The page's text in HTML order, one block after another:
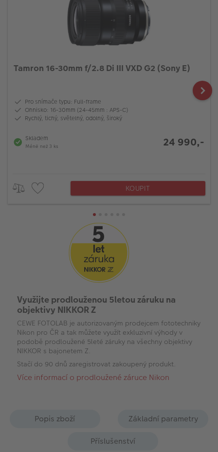
Tamron 16-30mm f/2.8 Di III VXD G2 (Sony E)
Pro snímače typu: Full-frame
Ohnisko: 16-30mm (24-45mm : APS-C)
Rychlý, tichý, světelný, odolný, široký
Skladem
Méně než 3 ks 24 990,-
KOUPIT
Využijte prodlouženou 5letou záruku na
objektivy NIKKOR Z
CEWE FOTOLAB je autorizovaným prodejcem fototechniky
Nikon pro ČR a tak můžete využít exkluzivní výhody v
podobě prodloužené 5leté záruky na všechny objektivy
NIKKOR s bajonetem Z.
Stačí do 90 dnů zaregistrovat zakoupený produkt.
Více informací o prodloužené záruce Nikon
Popis zboží
Základní parametry
Příslušenství